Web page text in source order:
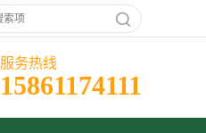
服务热线
15861174111